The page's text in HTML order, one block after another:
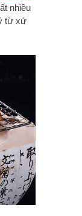
nhiều
từ xứ